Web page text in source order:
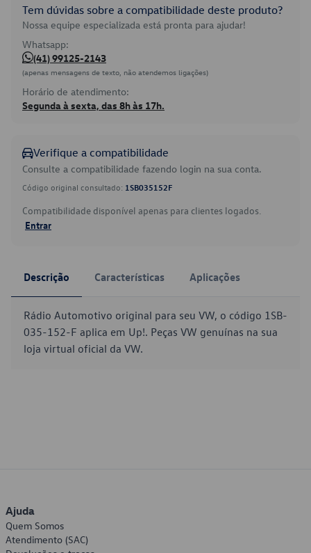
Tem dúvidas sobre a compatibilidade deste produto?
Nossa equipe especializada está pronta para ajudar!
Whatsapp:
(41) 99125-2143
(apenas mensagens de texto, não atendemos ligações)
Horário de atendimento:
Segunda à sexta, das 8h às 17h.
Verifique a compatibilidade
Consulte a compatibilidade fazendo login na sua conta.
Código original consultado: 1SB035152F
Compatibilidade disponível apenas para clientes logados.
Entrar
Descrição Características Aplicações
Rádio Automotivo original para seu VW, o código 1SB-
035-152-F aplica em Up!. Peças VW genuínas na sua
loja virtual oficial da VW.
Ajuda
Quem Somos
Atendimento (SAC)